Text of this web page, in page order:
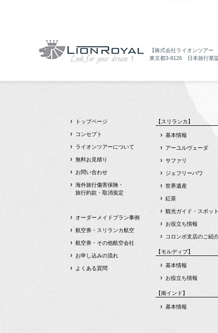
【株式会社ライオンツア
東京都3-8126 日本旅行業
トップページ
コンセプト
ライオンツアーについて
無料お見積り
お問い合わせ
海外旅行傷害保険・
旅行約款・取消規定
オーダーメイドプラン事例
航空券・スリランカ航空
航空券・その他航空会社
お申し込みの流れ
よくある質問
【スリランカ】
基本情報
アーユルヴェーダ
サファリ
ジェフリーバワ
世界遺産
紅茶
観光ガイド・スポッ
お役立ち情報
コロンボ支店のご紹
【モルディブ】
基本情報
お役立ち情報
【南インド】
基本情報